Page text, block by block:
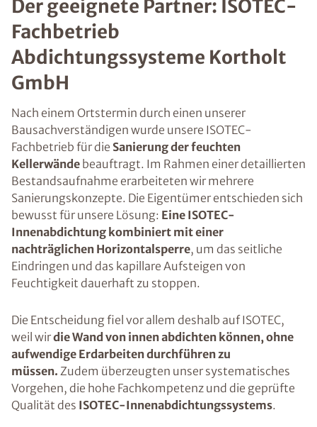
Der geeignete Partner: ISOTEC-
Fachbetrieb
Abdichtungssysteme Kortholt
GmbH
Nach einem Ortstermin durch einen unserer
Bausachverständigen wurde unsere ISOTEC-
Fachbetrieb für die Sanierung der feuchten
Kellerwände beauftragt. Im Rahmen einer detaillierten
Bestandsaufnahme erarbeiteten wir mehrere
Sanierungskonzepte. Die Eigentümer entschieden sich
bewusst für unsere Lösung: Eine ISOTEC-
Innenabdichtung kombiniert mit einer
nachträglichen Horizontalsperre, um das seitliche
Eindringen und das kapillare Aufsteigen von
Feuchtigkeit dauerhaft zu stoppen.
Die Entscheidung fiel vor allem deshalb auf ISOTEC,
weil wirdie Wand von innen abdichten können, ohne
aufwendige Erdarbeiten durchführen zu
müssen. Zudem überzeugten unser systematisches
Vorgehen, die hohe Fachkompetenz und die geprüfte
Qualität des ISOTEC-Innenabdichtungssystems.